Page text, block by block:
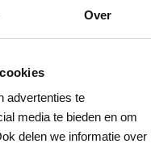
Over
advertenties te
media te bieden en om
delen we informatie over